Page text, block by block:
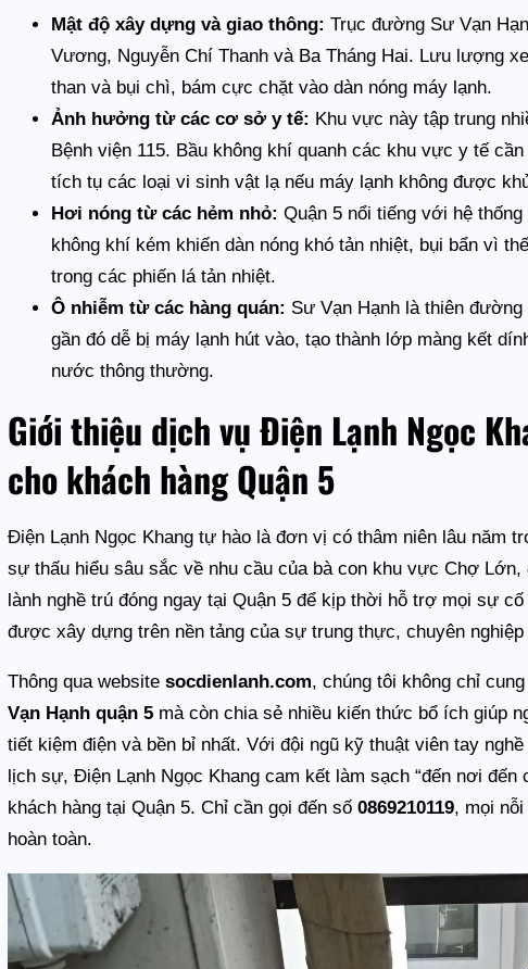
Mật độ xây dựng và giao thông: Trục đường Sư Vạn
Vương, Nguyễn Chí Thanh và Ba Tháng Hai. Lưu lượng
than và bụi chì, bám cực chặt vào dàn nóng máy lạnh.
Ảnh hưởng từ các cơ sở y tế: Khu vực này tập trung
Bệnh viện 115. Bầu không khí quanh các khu vực y tế
tích tụ các loại vi sinh vật lạ nếu máy lạnh không được
Hơi nóng từ các hẻm nhỏ: Quận 5 nổi tiếng với hệ
không khí kém khiến dàn nóng khó tản nhiệt, bụi bẩn vì
trong các phiến lá tản nhiệt.
Ô nhiễm từ các hàng quán: Sư Vạn Hạnh là thiên
gần đó dễ bị máy lạnh hút vào, tạo thành lớp màng kết
nước thông thường.
Giới thiệu dịch vụ Điện Lạnh Ngọc
cho khách hàng Quận 5
Điện Lạnh Ngọc Khang tự hào là đơn vị có thâm niên lâu năm
sự thấu hiểu sâu sắc về nhu cầu của bà con khu vực Chợ
lành nghề trú đóng ngay tại Quận 5 để kịp thời hỗ trợ mọi sự
được xây dựng trên nền tảng của sự trung thực, chuyên
Thông qua websitesocdienlanh.com, chúng tôi không chỉ
Vạn Hạnh quận 5 mà còn chia sẻ nhiều kiến thức bổ ích giúp
tiết kiệm điện và bền bỉ nhất. Với đội ngũ kỹ thuật viên tay
lịch sự, Điện Lạnh Ngọc Khang cam kết làm sạch “đến nơi
khách hàng tại Quận 5. Chỉ cần gọi đến số0869210119, mọi
hoàn toàn.